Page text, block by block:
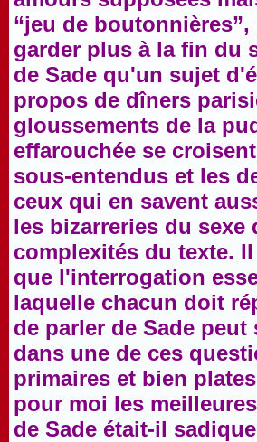
“jeu de
garder plus à la fin du
de Sade qu'un sujet
propos de dîners
gloussements de la
effarouchée se
sous-entendus et les
ceux qui en savent
les bizarreries du sexe
complexités du texte.
que l'interrogation
laquelle chacun doit
de parler de Sade peut
dans une de ces
primaires et bien
pour moi les
de Sade était-il